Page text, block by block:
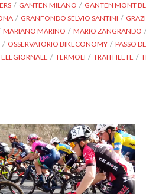
GANTEN MILANO GANTEN MONT
GRANFONDO SELVIO SANTINI
MARIANO MARINO MARIO ZANGRANDO
OSSERVATORIO BIKECONOMY PASSO
TERMOLI TRAITHLETE